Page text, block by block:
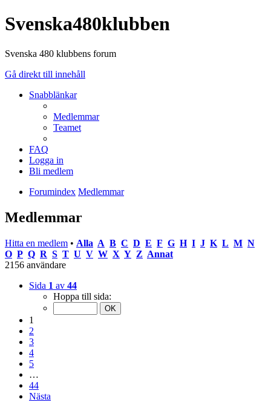
Svenska480klubben
Svenska 480 klubbens forum
Gå direkt till innehåll
Snabblänkar
Medlemmar
Teamet
FAQ
Logga in
Bli medlem
Forumindex Medlemmar
Medlemmar
Hitta en medlem • Alla A B C D E F G H I J K L M N
O P Q R S T U V W X Y Z Annat
2156 användare
Sida 1 av 44
Hoppa till sida:
1
2
3
4
5
…
44
Nästa